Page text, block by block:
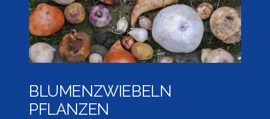
BLUMENZWIEBELN
PFLANZEN